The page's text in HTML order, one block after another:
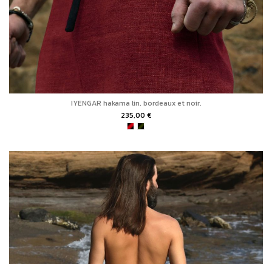
IYENGAR hakama lin, bordeaux et noir.
235,00 €